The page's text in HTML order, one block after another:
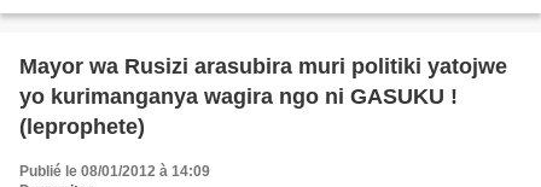
Mayor wa Rusizi arasubira muri politiki yatojwe
yo kurimanganya wagira ngo ni GASUKU !
(leprophete)
Publié le 08/01/2012 à 14:09